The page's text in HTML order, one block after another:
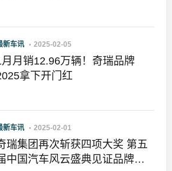
新车讯 2025-02-05
月月销12.96万辆！奇瑞品牌
拿下开门红
新车讯 2025-02-01
瑞集团再次斩获四项大奖 第五
中国汽车风云盛典见证品牌全